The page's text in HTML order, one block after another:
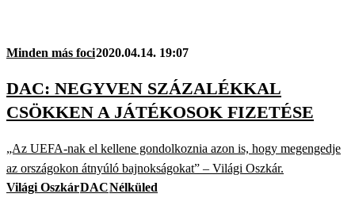
Minden más foci2020.04.14. 19:07
DAC: NEGYVEN SZÁZALÉKKAL
CSÖKKEN A JÁTÉKOSOK FIZETÉSE
„Az UEFA-nak el kellene gondolkoznia azon is, hogy megengedje
az országokon átnyúló bajnokságokat” – Világi Oszkár.
Világi OszkárDACNélküled